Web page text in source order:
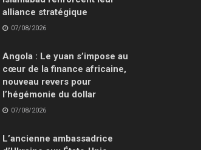
alliance stratégique
07/08/2026
Angola : Le yuan s’impose au
cœur de la finance africaine,
nouveau revers pour
l’hégémonie du dollar
07/08/2026
L’ancienne ambassadrice